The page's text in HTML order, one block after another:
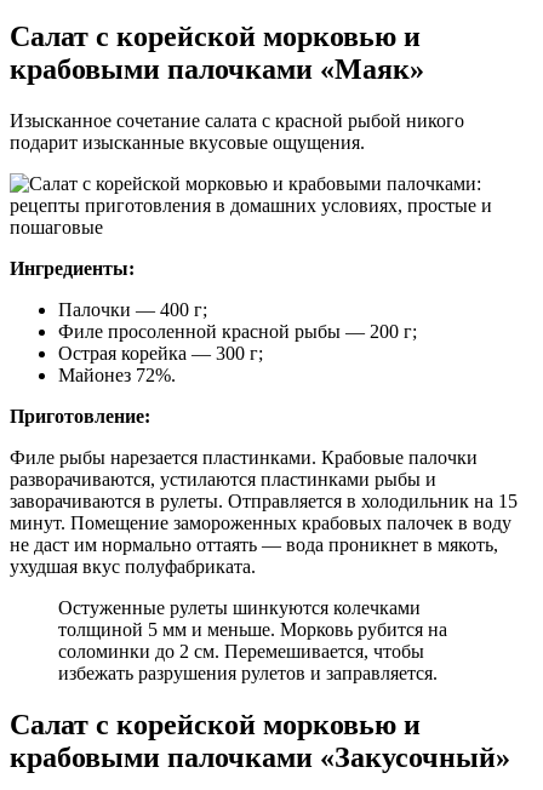
Салат с корейской морковью и
крабовыми палочками «Маяк»
Изысканное сочетание салата с красной рыбой никого
подарит изысканные вкусовые ощущения.
Ингредиенты:
Палочки — 400 г;
Филе просоленной красной рыбы — 200 г;
Острая корейка — 300 г;
Майонез 72%.
Приготовление:
Филе рыбы нарезается пластинками. Крабовые палочки
разворачиваются, устилаются пластинками рыбы и
заворачиваются в рулеты. Отправляется в холодильник на 15
минут. Помещение замороженных крабовых палочек в воду
не даст им нормально оттаять — вода проникнет в мякоть,
ухудшая вкус полуфабриката.
Остуженные рулеты шинкуются колечками
толщиной 5 мм и меньше. Морковь рубится на
соломинки до 2 см. Перемешивается, чтобы
избежать разрушения рулетов и заправляется.
Салат с корейской морковью и
крабовыми палочками «Закусочный»